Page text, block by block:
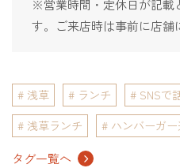
※営業時間・定休日が記載
す。ご来店時は事前に店舗
浅草 ランチ SNSで
浅草ランチ
ハンバーガー
タグ一覧へ